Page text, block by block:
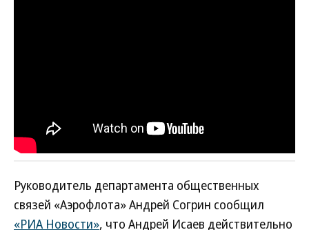
Руководитель департамента общественных
связей «Аэрофлота» Андрей Согрин сообщил
«РИА Новости», что Андрей Исаев действительно